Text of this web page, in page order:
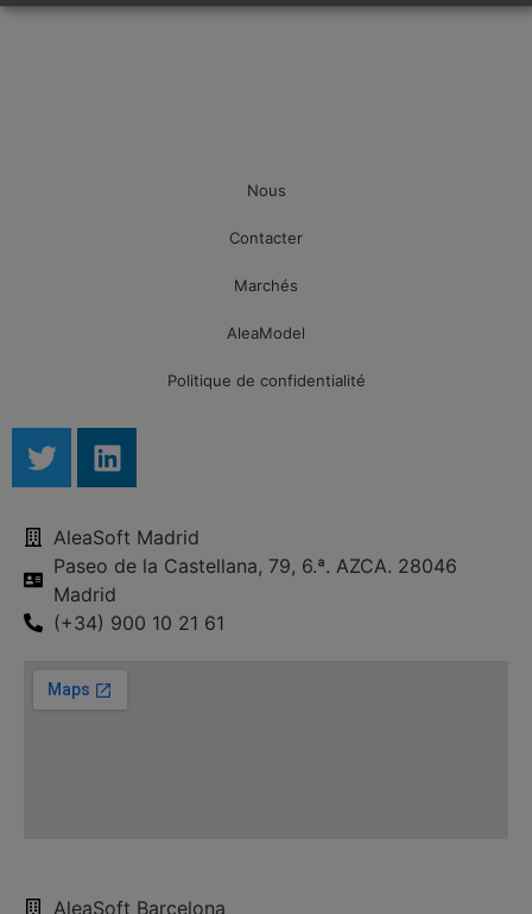
Nous
Contacter
Marchés
AleaModel
Politique de confidentialité
AleaSoft Madrid
Paseo de la Castellana, 79, 6.ª. AZCA. 28046
Madrid
(+34) 900 10 21 61
AleaSoft Barcelona